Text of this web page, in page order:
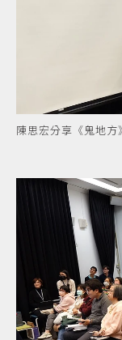
陳思宏分享《鬼地